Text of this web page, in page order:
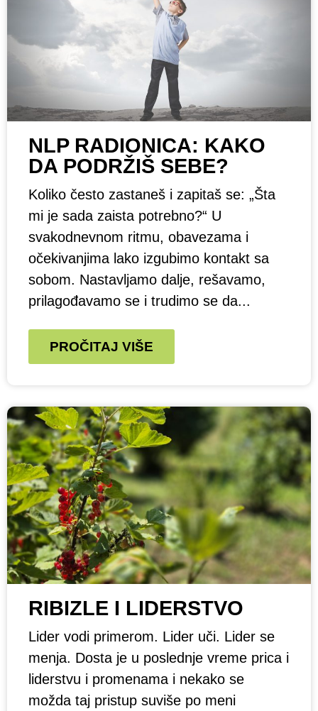
NLP RADIONICA: KAKO
DA PODRŽIŠ SEBE?
Koliko često zastaneš i zapitaš se: „Šta
mi je sada zaista potrebno?“ U
svakodnevnom ritmu, obavezama i
očekivanjima lako izgubimo kontakt sa
sobom. Nastavljamo dalje, rešavamo,
prilagođavamo se i trudimo se da...
PROČITAJ VIŠE
RIBIZLE I LIDERSTVO
Lider vodi primerom. Lider uči. Lider se
menja. Dosta je u poslednje vreme prica i
liderstvu i promenama i nekako se
možda taj pristup suviše po meni